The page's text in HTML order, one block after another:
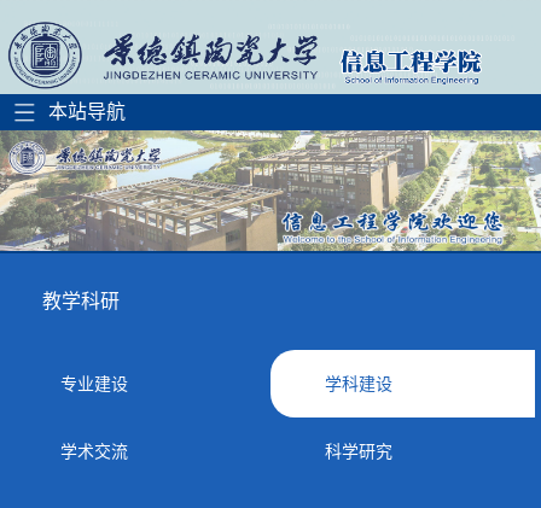
教学科研
专业建设 学科建设
学术交流 科学研究